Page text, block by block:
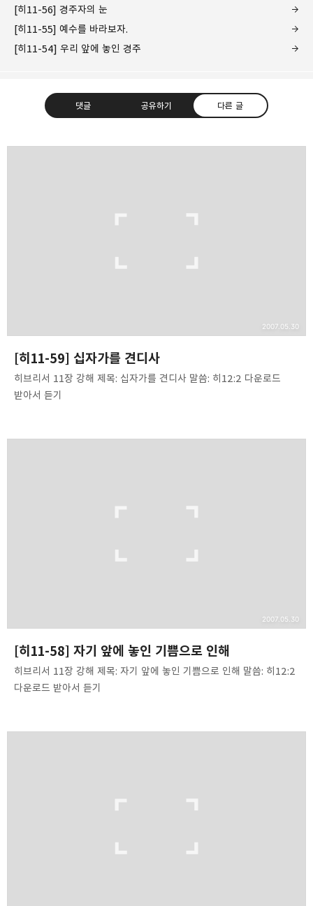
[히11-56] 경주자의 눈
[히11-55] 예수를 바라보자.
[히11-54] 우리 앞에 놓인 경주
댓글 공유하기 다른 글
Graceful, Wonderful, Powerful, Inspirational
카카오톡
[히11-59] 십자가를 견디사
2007.05.30
히브리서 11장 강해 제목: 십자가를 견디사 말씀: 히12:2 다운로드
받아서 듣기
[히11-58] 자기 앞에 놓인 기쁨으로 인해
2007.05.30
히브리서 11장 강해 제목: 자기 앞에 놓인 기쁨으로 인해 말씀: 히12:2
다운로드 받아서 듣기